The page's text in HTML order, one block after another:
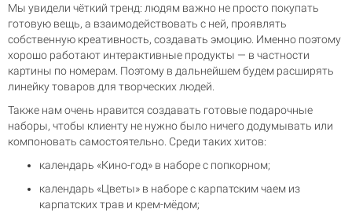
Мы увидели чёткий тренд: людям важно не просто покупать
готовую вещь, а взаимодействовать с ней, проявлять
собственную креативность, создавать эмоцию. Именно поэтому
хорошо работают интерактивные продукты — в частности
картины по номерам. Поэтому в дальнейшем будем расширять
линейку товаров для творческих людей.
Также нам очень нравится создавать готовые подарочные
наборы, чтобы клиенту не нужно было ничего додумывать или
компоновать самостоятельно. Среди таких хитов:
календарь «Кино-год» в наборе с попкорном;
календарь «Цветы» в наборе с карпатским чаем из
карпатских трав и крем-мёдом;